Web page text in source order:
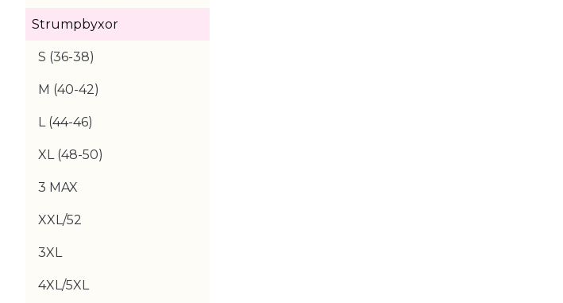
Strumpbyxor
S (36-38)
M (40-42)
L (44-46)
XL (48-50)
3 MAX
XXL/52
3XL
4XL/5XL